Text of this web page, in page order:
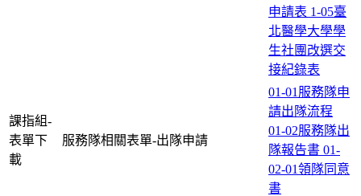
申請表 1-05臺
北醫學大學學
生社團改選交
接紀錄表
課指組-
表單下
載
服務隊相關表單-出隊申請
01-01服務隊申
請出隊流程
01-02服務隊出
隊報告書 01-
02-01領隊同意
書